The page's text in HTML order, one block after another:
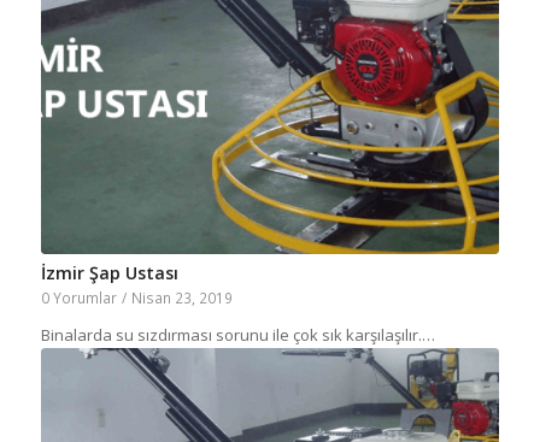
İzmir Şap Ustası
0 Yorumlar / Nisan 23, 2019
Binalarda su sızdırması sorunu ile çok sık karşılaşılır.…